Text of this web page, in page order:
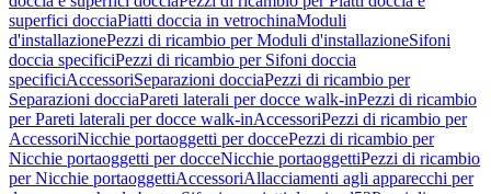
superfici docciaPiatti doccia in vetrochinaModuli
d'installazionePezzi di ricambio per Moduli d'installazioneSifoni
doccia specificiPezzi di ricambio per Sifoni doccia
specificiAccessoriSeparazioni docciaPezzi di ricambio per
Separazioni docciaPareti laterali per docce walk-inPezzi di ricambio
per Pareti laterali per docce walk-inAccessoriPezzi di ricambio per
AccessoriNicchie portaoggetti per doccePezzi di ricambio per
Nicchie portaoggetti per docceNicchie portaoggettiPezzi di ricambio
per Nicchie portaoggettiAccessoriAllacciamenti agli apparecchi per